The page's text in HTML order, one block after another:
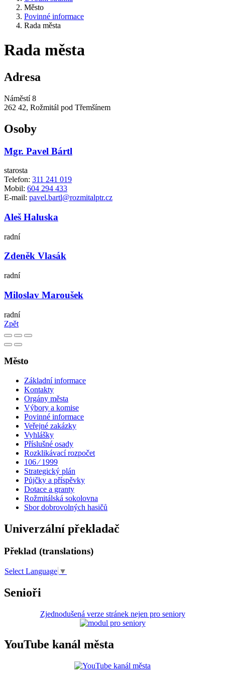
Město
Povinné informace
Rada města
Rada města
Adresa
Náměstí 8
262 42, Rožmitál pod Třemšínem
Osoby
Mgr. Pavel Bártl
starosta
Telefon: 311 241 019
Mobil: 604 294 433
E-mail: pavel.bartl@rozmitalptr.cz
Aleš Haluska
radní
Zdeněk Vlasák
radní
Miloslav Maroušek
radní
Zpět
Město
Základní informace
Kontakty
Orgány města
Výbory a komise
Povinné informace
Veřejné zakázky
Vyhlášky
Příslušné osady
Rozklikávací rozpočet
106 ⁄ 1999
Strategický plán
Půjčky a příspěvky
Dotace a granty
Rožmitálská sokolovna
Sbor dobrovolných hasičů
Univerzální překladač
Překlad (translations)
Select Language ▼
Senioři
Zjednodušená verze stránek nejen pro seniory
YouTube kanál města